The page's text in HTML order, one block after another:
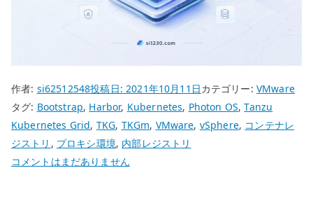
作者: si62512548投稿日:2021年10月11日カテゴリー: VMware
タグ: Bootstrap, Harbor, Kubernetes, Photon OS,Tanzu
Kubernetes Grid, TKG, TKGm, VMware, vSphere, コンテナレ
ジストリ , プロキシ環境, 内部レジストリ
VMware
コメントはまだありません